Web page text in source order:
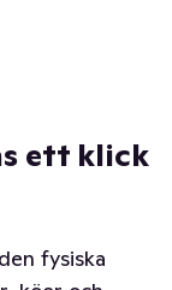
ett klick
fysiska